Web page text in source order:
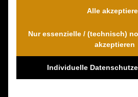
0421 54 895 10 - Fax
info@schmerzensgeld-
Zum Kontaktformular
Alle
Nur essenzielle / (technisch)
akzeptieren
Individuelle